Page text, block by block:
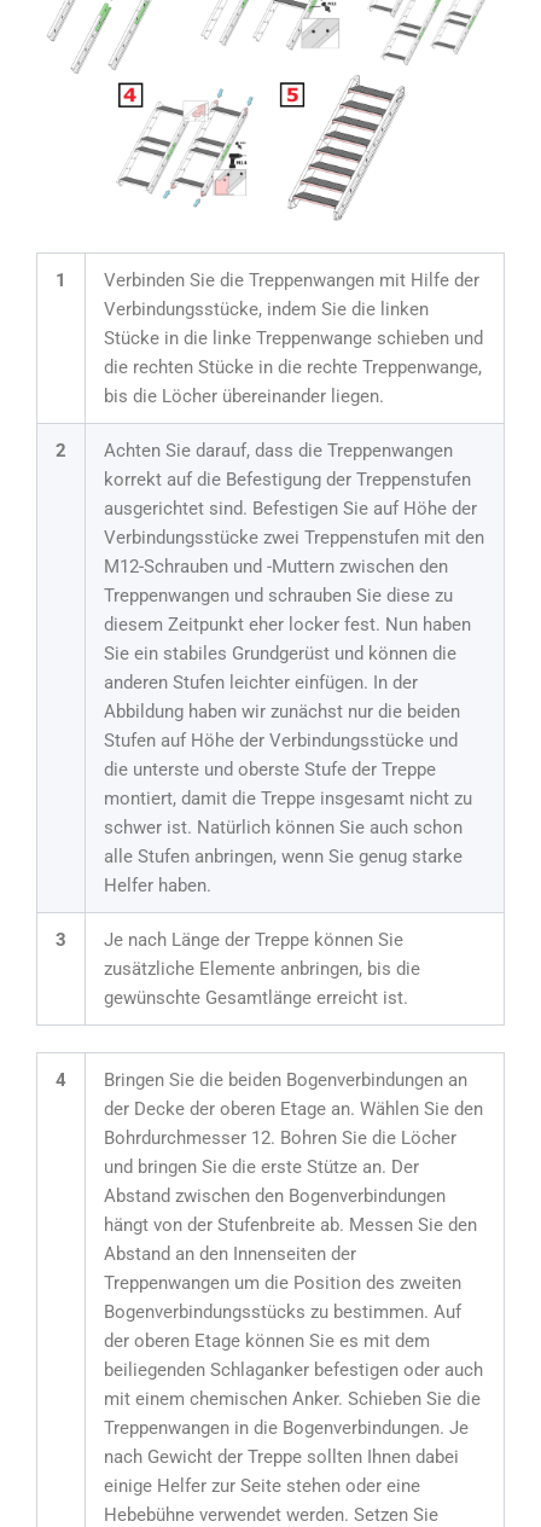
1
Verbinden Sie die Treppenwangen mit Hilfe der
Verbindungsstücke, indem Sie die linken
Stücke in die linke Treppenwange schieben und
die rechten Stücke in die rechte Treppenwange,
bis die Löcher übereinander liegen.
2
Achten Sie darauf, dass die Treppenwangen
korrekt auf die Befestigung der Treppenstufen
ausgerichtet sind. Befestigen Sie auf Höhe der
Verbindungsstücke zwei Treppenstufen mit den
M12-Schrauben und -Muttern zwischen den
Treppenwangen und schrauben Sie diese zu
diesem Zeitpunkt eher locker fest. Nun haben
Sie ein stabiles Grundgerüst und können die
anderen Stufen leichter einfügen. In der
Abbildung haben wir zunächst nur die beiden
Stufen auf Höhe der Verbindungsstücke und
die unterste und oberste Stufe der Treppe
montiert, damit die Treppe insgesamt nicht zu
schwer ist. Natürlich können Sie auch schon
alle Stufen anbringen, wenn Sie genug starke
Helfer haben.
3
Je nach Länge der Treppe können Sie
zusätzliche Elemente anbringen, bis die
gewünschte Gesamtlänge erreicht ist.
4
Bringen Sie die beiden Bogenverbindungen an
der Decke der oberen Etage an. Wählen Sie den
Bohrdurchmesser 12. Bohren Sie die Löcher
und bringen Sie die erste Stütze an. Der
Abstand zwischen den Bogenverbindungen
hängt von der Stufenbreite ab. Messen Sie den
Abstand an den Innenseiten der
Treppenwangen um die Position des zweiten
Bogenverbindungsstücks zu bestimmen. Auf
der oberen Etage können Sie es mit dem
beiliegenden Schlaganker befestigen oder auch
mit einem chemischen Anker. Schieben Sie die
Treppenwangen in die Bogenverbindungen. Je
nach Gewicht der Treppe sollten Ihnen dabei
einige Helfer zur Seite stehen oder eine
Hebebühne verwendet werden. Setzen Sie